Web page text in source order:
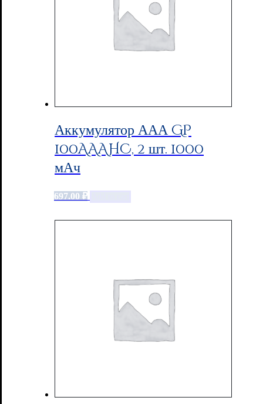
Аккумулятор ААА GP
100AAAHC, 2 шт. 1000
мАч
697.00 ₽